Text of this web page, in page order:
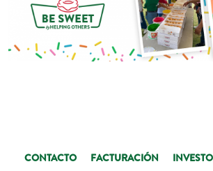
CONTACTO FACTURACIÓN